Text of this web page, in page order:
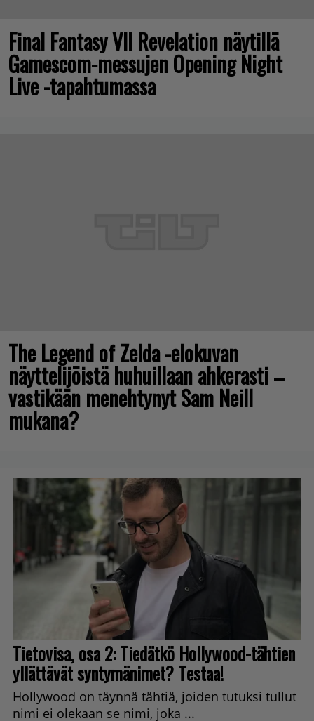
Final Fantasy VII Revelation näytillä
Gamescom-messujen Opening Night
Live -tapahtumassa
The Legend of Zelda -elokuvan
näyttelijöistä huhuillaan ahkerasti –
vastikään menehtynyt Sam Neill
mukana?